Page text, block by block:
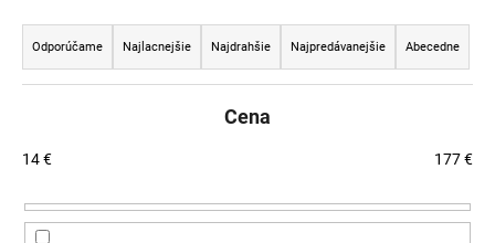
R
a
d
i
p
Odporúčame Najlacnejšie Najdrahšie Najpredávanejšie Abecedne
Cena
14€ 177€
p
r
ú